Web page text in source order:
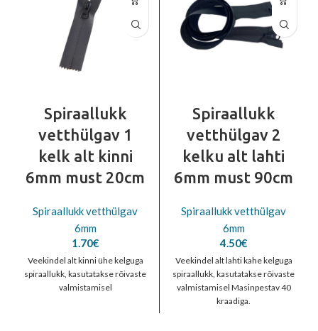
Spiraallukk
vetthülgav 1
kelk alt kinni
6mm must 20cm
Spiraallukk vetthülgav
6mm
1.70€
Veekindel alt kinni ühe kelguga
spiraallukk, kasutatakse rõivaste
valmistamisel
Spiraallukk
vetthülgav 2
kelku alt lahti
6mm must 90cm
Spiraallukk vetthülgav
6mm
4.50€
Veekindel alt lahti kahe kelguga
spiraallukk, kasutatakse rõivaste
valmistamisel Masinpestav 40
kraadiga.